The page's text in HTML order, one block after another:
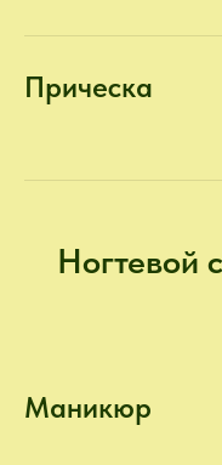
Прическа
Ногтевой
Маникюр